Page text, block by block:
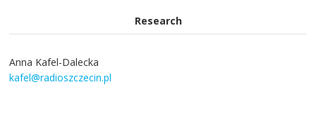
Research
Anna Kafel-Dalecka
kafel@radioszczecin.pl